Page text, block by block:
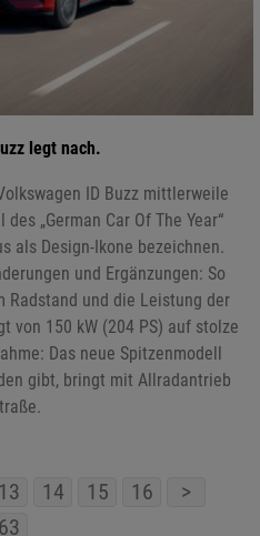
legt nach.
ID Buzz mittlerweile
„German Car Of The Year“
als Design-Ikone bezeichnen.
und Ergänzungen: So
und die Leistung der
von 150 kW (204 PS) auf stolze
Das neue Spitzenmodell
gibt, bringt mit Allradantrieb
13 14 15 16
>
63